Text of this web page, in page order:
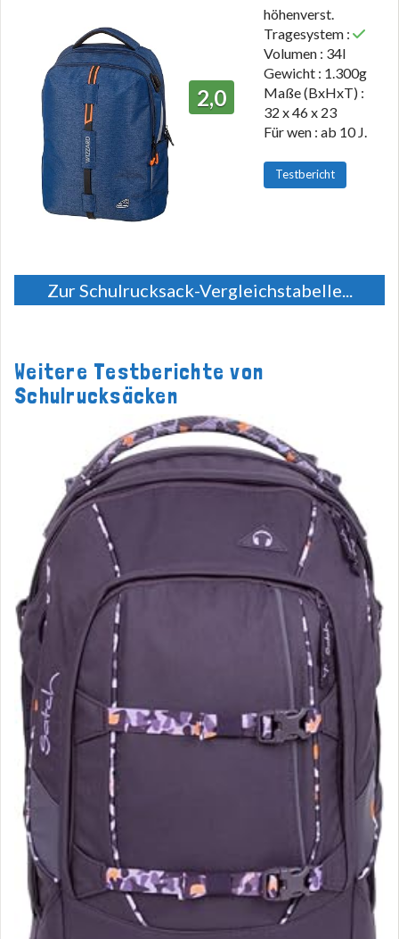
2,0
höhenverst.
Tragesystem :
Volumen : 34l
Gewicht : 1.300g
Maße (BxHxT) :
32 x 46 x 23
Für wen : ab 10 J.
Testbericht
Zur Schulrucksack-Vergleichstabelle...
Weitere Testberichte von
Schulrucksäcken